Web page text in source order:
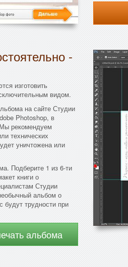
-
изготовить
видом.
на сайте Студии
Photoshop, в
рекомендуем
технических
уничтожена или
Подберите 1 из 6-ти
книги о
Студии
альбом о
будут трудности при
альбома